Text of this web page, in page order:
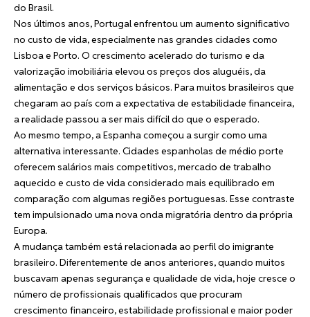
do Brasil.
Nos últimos anos, Portugal enfrentou um aumento significativo
no custo de vida, especialmente nas grandes cidades como
Lisboa e Porto. O crescimento acelerado do turismo e da
valorização imobiliária elevou os preços dos aluguéis, da
alimentação e dos serviços básicos. Para muitos brasileiros que
chegaram ao país com a expectativa de estabilidade financeira,
a realidade passou a ser mais difícil do que o esperado.
Ao mesmo tempo, a Espanha começou a surgir como uma
alternativa interessante. Cidades espanholas de médio porte
oferecem salários mais competitivos, mercado de trabalho
aquecido e custo de vida considerado mais equilibrado em
comparação com algumas regiões portuguesas. Esse contraste
tem impulsionado uma nova onda migratória dentro da própria
Europa.
A mudança também está relacionada ao perfil do imigrante
brasileiro. Diferentemente de anos anteriores, quando muitos
buscavam apenas segurança e qualidade de vida, hoje cresce o
número de profissionais qualificados que procuram
crescimento financeiro, estabilidade profissional e maior poder